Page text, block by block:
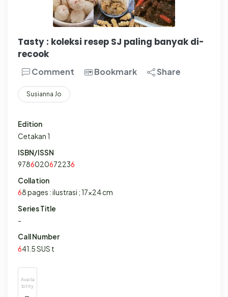
Tasty : koleksi resep SJ paling banyak di-
recook
Comment Bookmark Share
Susianna Jo
Edition
Cetakan 1
ISBN/ISSN
9786020672236
Collation
68 pages : ilustrasi ; 17x24 cm
Series Title
-
Call Number
641.5 SUS t
Availa
bility